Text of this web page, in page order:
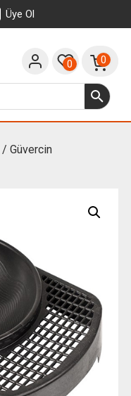
Üye Ol
0 0
Güvercin